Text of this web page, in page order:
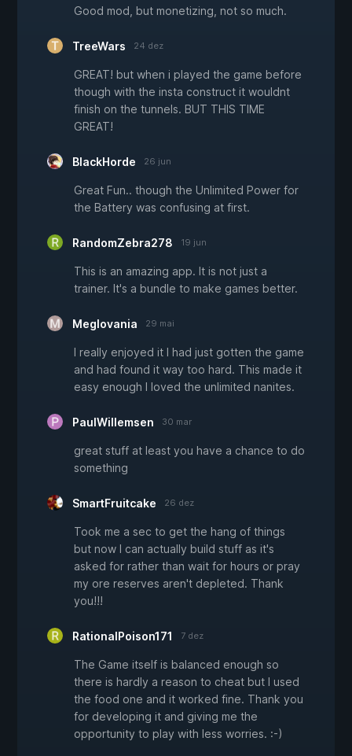
Good mod, but monetizing, not so much.
TreeWars 24 dez
GREAT! but when i played the game before
though with the insta construct it wouldnt
finish on the tunnels. BUT THIS TIME
GREAT!
BlackHorde 26 jun
Great Fun.. though the Unlimited Power for
the Battery was confusing at first.
RandomZebra278 19 jun
This is an amazing app. It is not just a
trainer. It's a bundle to make games better.
Meglovania 29 mai
I really enjoyed it I had just gotten the game
and had found it way too hard. This made it
easy enough I loved the unlimited nanites.
PaulWillemsen 30 mar
great stuff at least you have a chance to do
something
SmartFruitcake 26 dez
Took me a sec to get the hang of things
but now I can actually build stuff as it's
asked for rather than wait for hours or pray
my ore reserves aren't depleted. Thank
you!!!
RationalPoison171 7 dez
The Game itself is balanced enough so
there is hardly a reason to cheat but I used
the food one and it worked fine. Thank you
for developing it and giving me the
opportunity to play with less worries. :-)